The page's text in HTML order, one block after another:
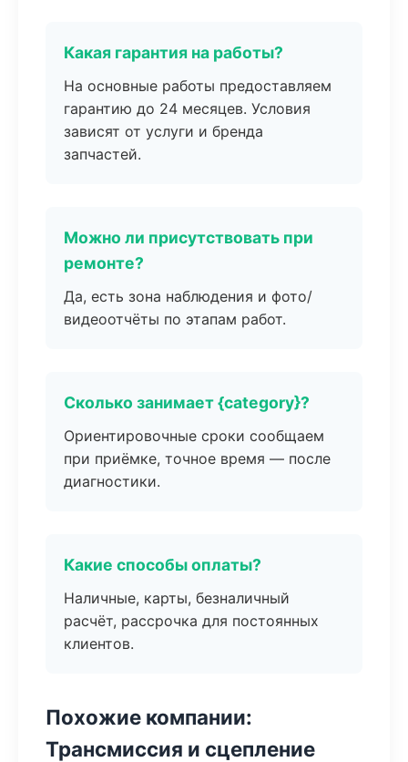
Какая гарантия на работы?
На основные работы предоставляем
гарантию до 24 месяцев. Условия
зависят от услуги и бренда
запчастей.
Можно ли присутствовать при
ремонте?
Да, есть зона наблюдения и фото/
видеоотчёты по этапам работ.
Сколько занимает {category}?
Ориентировочные сроки сообщаем
при приёмке, точное время — после
диагностики.
Какие способы оплаты?
Наличные, карты, безналичный
расчёт, рассрочка для постоянных
клиентов.
Похожие компании:
Трансмиссия и сцепление